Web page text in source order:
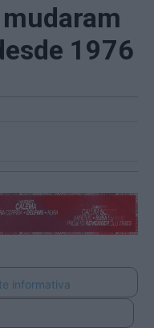
1976
informativa